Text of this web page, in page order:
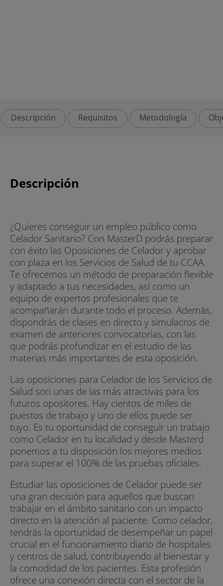
Descripción Requisitos Metodología
Descripción
¿Quieres conseguir un empleo público como
Celador Sanitario? Con MasterD podrás preparar
con éxito las Oposiciones de Celador y aprobar
con plaza en los Servicios de Salud de tu CCAA.
Te ofrecemos un método de preparación flexible
y adaptado a tus necesidades, así como un
equipo de expertos profesionales que te
acompañarán durante todo el proceso. Además,
dispondrás de clases en directo y simulacros de
examen de anteriores convocatorias, con las
que podrás profundizar en el estudio de las
materias más importantes de esta oposición.
Las oposiciones para Celador de los Servicios de
Salud son unas de las más atractivas para los
futuros opositores. Hay cientos de miles de
puestos de trabajo y uno de ellos puede ser
tuyo. Es tu oportunidad de conseguir un trabajo
como Celador en tu localidad y desde Masterd
ponemos a tu disposición los mejores medios
para superar el 100% de las pruebas oficiales.
Estudiar las oposiciones de Celador puede ser
una gran decisión para aquellos que buscan
trabajar en el ámbito sanitario con un impacto
directo en la atención al paciente. Como celador,
tendrás la oportunidad de desempeñar un papel
crucial en el funcionamiento diario de hospitales
y centros de salud, contribuyendo al bienestar y
la comodidad de los pacientes. Esta profesión
ofrece una conexión directa con el sector de la